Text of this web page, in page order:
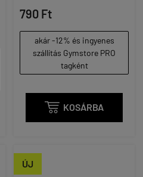
790 Ft
akár -12% és ingyenes
szállítás Gymstore PRO
tagként
 KOSÁRBA
ÚJ